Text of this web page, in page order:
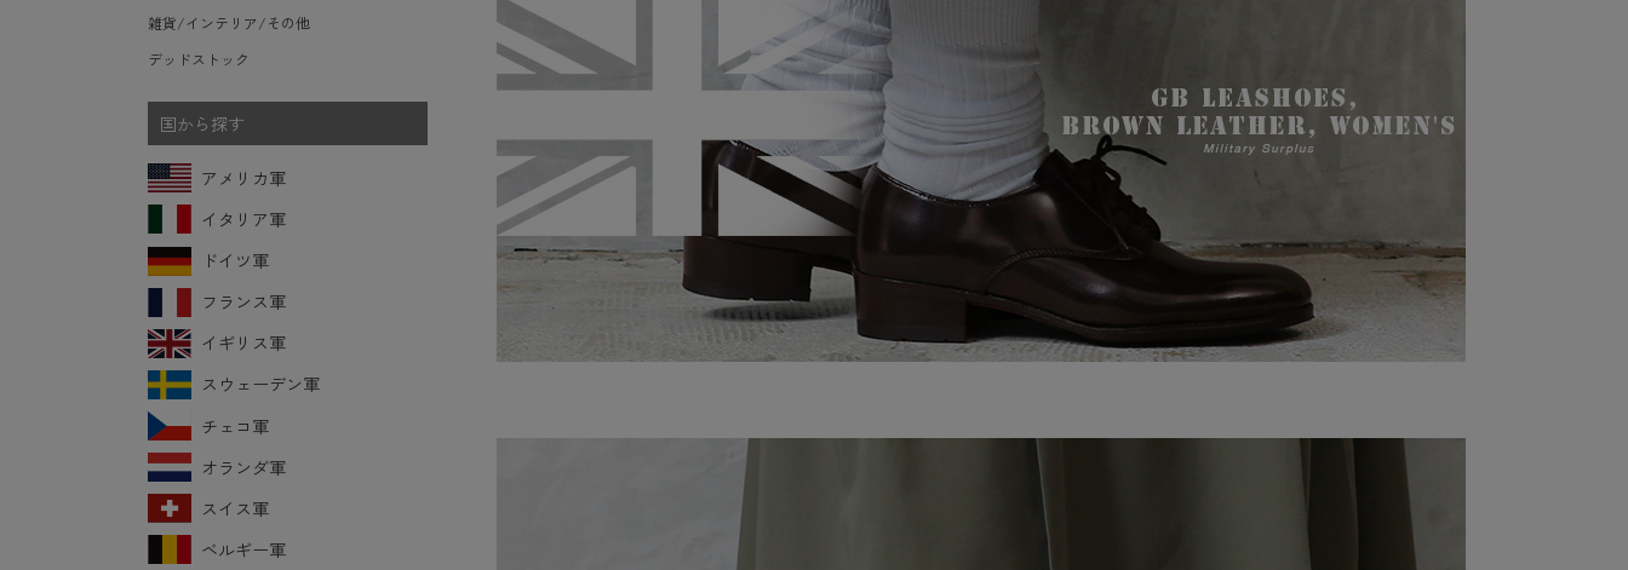
雑貨/インテリア/その他
デッドストック
国から探す
アメリカ軍
イタリア軍
ドイツ軍
フランス軍
イギリス軍
スウェーデン軍
チェコ軍
オランダ軍
スイス軍
ベルギー軍